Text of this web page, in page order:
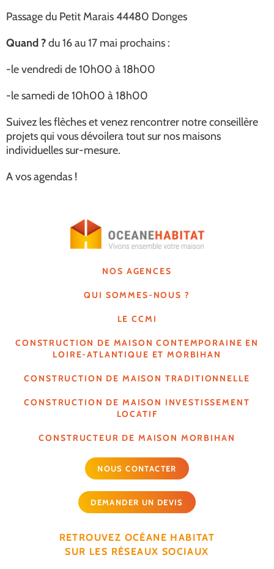
Passage du Petit Marais 44480 Donges
Quand ?du 16 au 17 mai prochains :
-le vendredi de 10h00 à 18h00
-le samedi de 10h00 à 18h00
Suivez les flèches et venez rencontrer notre conseillère
projets qui vous dévoilera tout sur nos maisons
individuelles sur-mesure.
A vos agendas !
NOS AGENCES
QUI SOMMES-NOUS ?
LE CCMI
CONSTRUCTION DE MAISON CONTEMPORAINE EN
LOIRE-ATLANTIQUE ET MORBIHAN
CONSTRUCTION DE MAISON TRADITIONNELLE
CONSTRUCTION DE MAISON INVESTISSEMENT
LOCATIF
CONSTRUCTEUR DE MAISON MORBIHAN
NOUS CONTACTER
DEMANDER UN DEVIS
RETROUVEZ OCÉANE HABITAT
SUR LES RÉSEAUX SOCIAUX